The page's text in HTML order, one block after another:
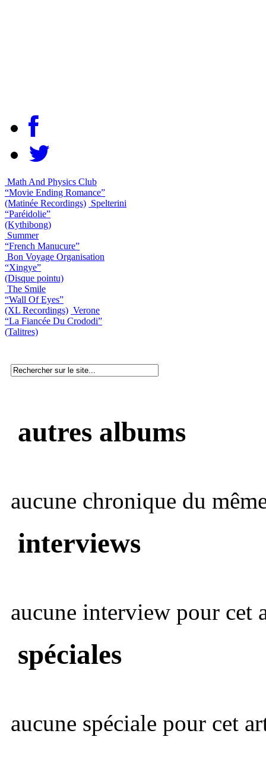
Math And Physics Club
“Movie Ending Romance”
(Matinée Recordings) Spelterini
“Paréidolie”
(Kythibong)
Summer
“French Manucure”
Bon Voyage Organisation
“Xingye”
(Disque pointu)
The Smile
“Wall Of Eyes”
(XL Recordings) Verone
“La Fiancée Du Crododi”
(Talitres)
autres albums
aucune chronique du
interviews
aucune interview pour cet
spéciales
aucune spéciale pour cet